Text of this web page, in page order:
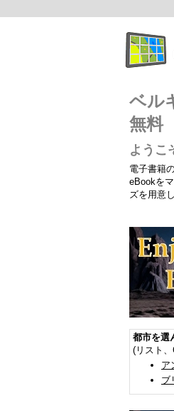
ベル
無料
ようこ
電子書籍
eBookを
ズを用意
都市を選
(リスト
ア
ブ